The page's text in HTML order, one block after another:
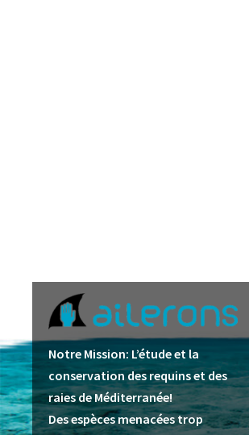
Notre Mission: L’étude et la
conservation des requins et des
raies de Méditerranée!
Des espèces menacées trop